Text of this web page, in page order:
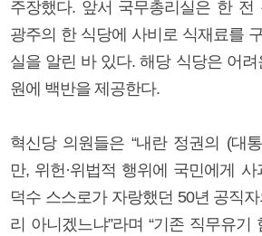
주장했다. 앞서 국무총리실은 한 전
광주의 한 식당에 사비로 식재료를
실을 알린 바 있다. 해당 식당은 어
원에 백반을 제공한다.
혁신당 의원들은 “내란 정권의 (대
만, 위헌·위법적 행위에 국민에게
덕수 스스로가 자랑했던 50년 공직
리 아니겠느냐”라며 “기존 직무유기